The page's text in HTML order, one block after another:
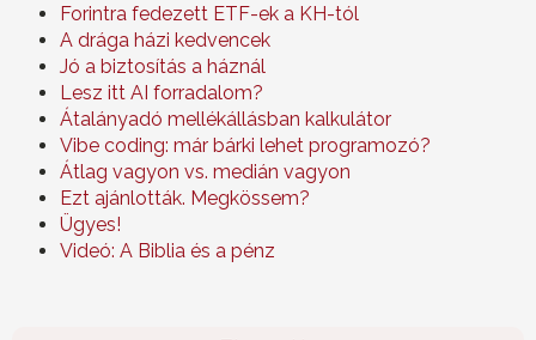
Forintra fedezett ETF-ek a KH-tól
A drága házi kedvencek
Jó a biztosítás a háznál
Lesz itt AI forradalom?
Átalányadó mellékállásban kalkulátor
Vibe coding: már bárki lehet programozó?
Átlag vagyon vs. medián vagyon
Ezt ajánlották. Megkössem?
Ügyes!
Videó: A Biblia és a pénz